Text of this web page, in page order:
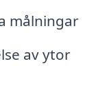
målningar
av ytor